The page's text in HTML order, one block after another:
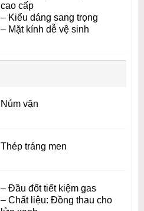
cao cấp
– Kiểu dáng sang trọng
– Mặt kính dễ vệ sinh
Núm vặn
Thép tráng men
– Đầu đốt tiết kiệm gas
– Chất liệu: Đồng thau cho